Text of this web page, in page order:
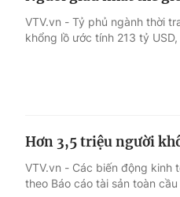
VTV.vn - Tỷ phủ ngành thời
khổng lồ ước tính 213 tỷ
Hơn 3,5 triệu người
VTV.vn - Các biến động kinh
theo Báo cáo tài sản toàn